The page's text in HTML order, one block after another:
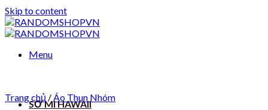
Skip to content
Menu
SƠ MI HAWAII
Trang chủ /Áo Thun Nhóm